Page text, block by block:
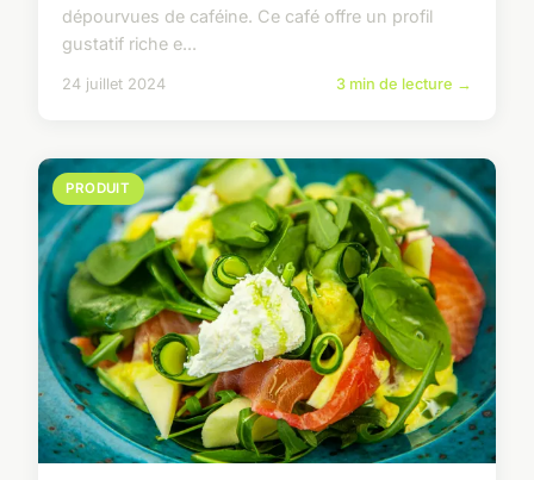
dépourvues de caféine. Ce café offre un profil
gustatif riche e...
24 juillet 2024 3 min de lecture →
PRODUIT